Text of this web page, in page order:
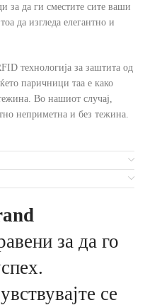
за да ги сместите сите ваши
да изгледа елегантно и
технологија за заштита од
паричници таа е како
Во нашиот случај,
неприметна и без тежина.
за да го
се